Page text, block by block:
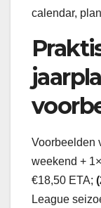
calendar,
Voorbeelden
weekend +
€18,50 ETA;
League